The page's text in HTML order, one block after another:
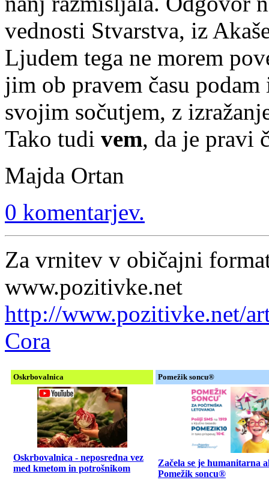
vednosti Stvarstva, iz
Ljudem tega ne morem
jim ob pravem času
svojim sočutjem, z
Tako tudi vem, da je pravi
Majda Ortan
0 komentarjev.
Za vrnitev v običajni
www.pozitivke.net
http://www.pozitivke.net/
Cora
Oskrbovalnica
Oskrbovalnica - neposredna vez
med kmetom in potrošnikom
Pomežik soncu®
Začela se je humanitarna
Pomežik soncu®